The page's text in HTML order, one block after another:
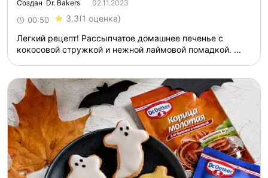
Создан Dr. Bakers 02.11.2023
00:50 3.3(1 оценка)
Легкий рецепт! Рассыпчатое домашнее печенье с
кокосовой стружкой и нежной лаймовой помадкой. ...